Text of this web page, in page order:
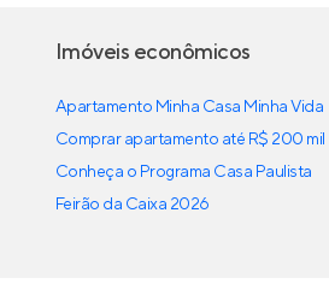
Imóveis econômicos
Apartamento Minha Casa Minha Vida
Comprar apartamento até R$ 200 mil
Conheça o Programa Casa Paulista
Feirão da Caixa 2026